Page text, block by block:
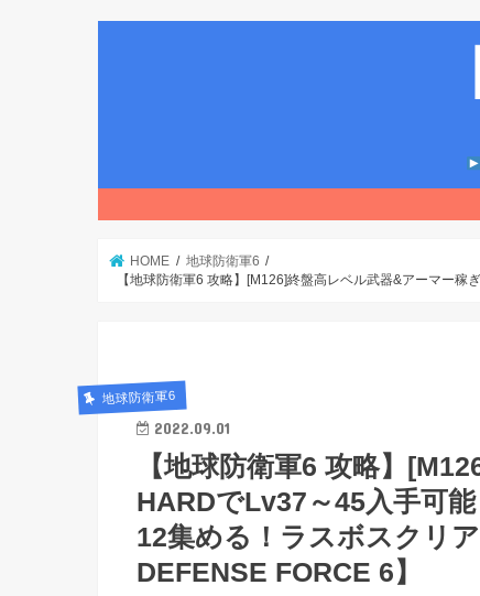
HOME
地球防衛軍6
【地球防衛軍6 攻略】[M126]終盤高レベル武器&アーマー
地球防衛軍6
2022.09.01
【地球防衛軍6 攻略】
HARDでLv37～45入手可
12集める！ラスボスクリ
DEFENSE FORCE 6】